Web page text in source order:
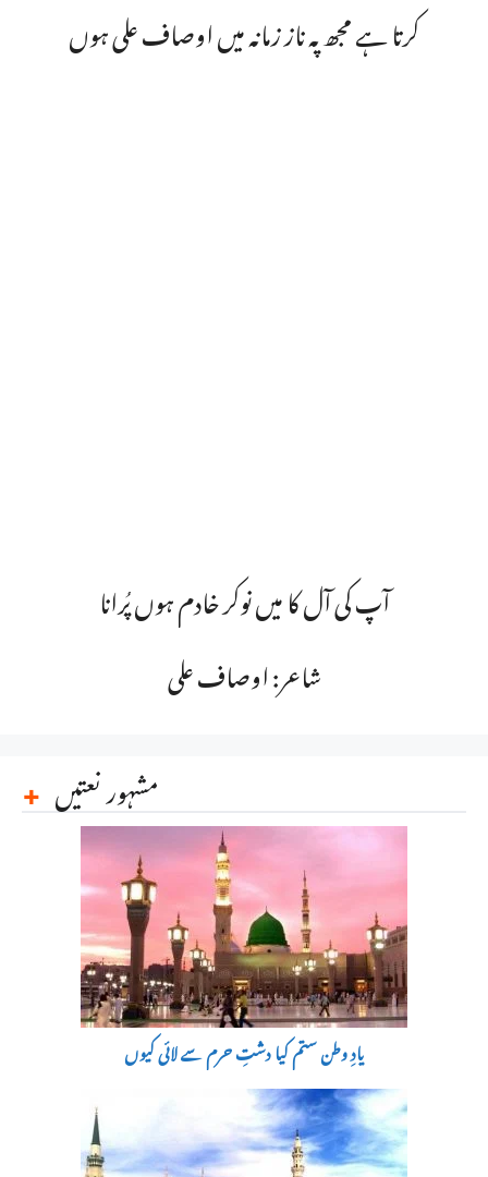
کرتا ہے مجھ پہ ناز زمانہ میں اوصاف علی ہوں
آپ کی آل کا میں نوکر خادم ہوں پُرانا
شاعر: اوصاف علی
مشہور نعتیں
یادِ وطن ستم کیا دشتِ حرم سے لائی کیوں